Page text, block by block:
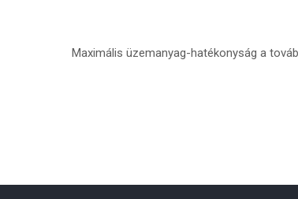
Maximális üzemanyag-hatékonyság a